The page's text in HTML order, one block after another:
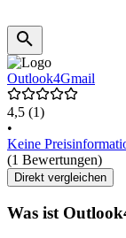
Outlook4Gmail
4,5 (1)
•
Keine
(1 Bewertungen)
Direkt vergleichen
Was ist